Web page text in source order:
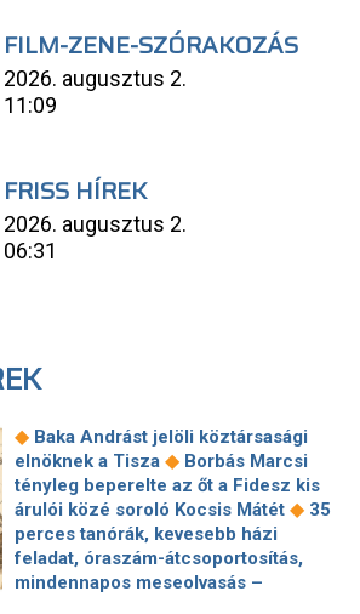
FILM-ZENE-SZÓRAKOZÁS
2026. augusztus 2.
11:09
FRISS HÍREK
2026. augusztus 2.
06:31
◆ Baka Andrást jelöli köztársasági
elnöknek a Tisza ◆ Borbás Marcsi
tényleg beperelte az őt a Fidesz kis
árulói közé soroló Kocsis Mátét ◆ 35
perces tanórák, kevesebb házi
feladat, óraszám-átcsoportosítás,
mindennapos meseolvasás –